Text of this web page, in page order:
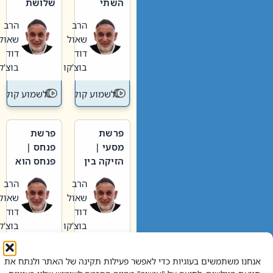
אנחנו משתמשים בעוגיות כדי לאפשר פעילות תקינה של האתר ולנתח את
וערב של
חיינו
הרב
שאול
דוד
בוצ'קו
לשמוע קול תורה – מדרש
האבות
הרב
שאול
דוד
בוצ'קו
לשמוע קול
פרשת
מסעי |
הזיקה בין
הגדול לעם הרב
שאול
דוד
בוצ'קו
לשמוע קול תורה – מדרש
פרשת
פנחס |
פנחס הוא
אליהו: בין
קנאות
הורסת
לקנאות
בונה
הרב
שאול
דוד
בוצ'קו
לשמוע קול